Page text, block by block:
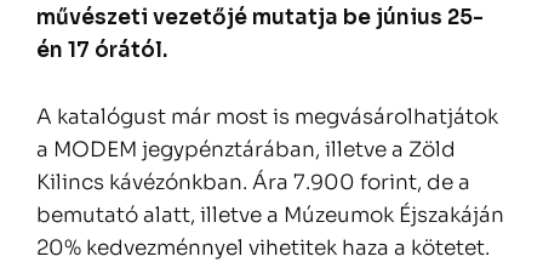
művészeti vezetőjé mutatja be június 25-
én 17 órától.
A katalógust már most is megvásárolhatjátok
a MODEM jegypénztárában, illetve a Zöld
Kilincs kávézónkban. Ára 7.900 forint, de a
bemutató alatt, illetve a Múzeumok Éjszakáján
20% kedvezménnyel vihetitek haza a kötetet.